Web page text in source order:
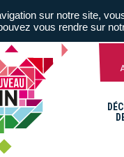
sur notre site,
vous rendre sur